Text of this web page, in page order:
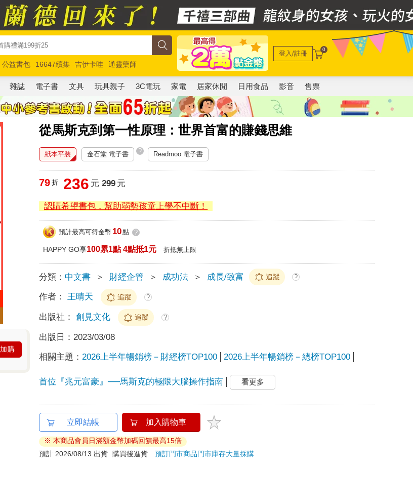
公益書包 16647續集 吉伊卡哇
通靈藥師
馬斯克 玩具總動員5 超慢跑
登入/註冊 0
雜誌 電子書 文具 玩具親子 3C電玩 家電 居家休閒 日用食品 影音 售票
從馬斯克到第一性原理：世界首富的賺錢思維
加購
紙本平裝 金石堂 電子書 ? Readmoo 電子書
79 折 236 元 299元
認購希望書包，幫助弱勢孩童上學不中斷！
預計最高可得金幣 10點 ?
HAPPY GO享100累1點 4點抵1元 折抵無上限
分類： 中文書 ＞ 財經企管 ＞ 成功法 ＞ 成長/致富 追蹤 ?
作者： 王晴天 追蹤 ?
出版社： 創見文化 追蹤 ?
出版日： 2023/03/08
相關主題： 2026上半年暢銷榜－財經榜TOP100 2026上半年暢銷榜－總榜TOP100
首位『兆元富豪』──馬斯克的極限大腦操作指南 看更多
立即結帳 加入購物車
※ 本商品會員日滿額金幣加碼回饋最高15倍
預計 2026/08/13 出貨
購買後進貨預訂門市商品門市庫存大量採購